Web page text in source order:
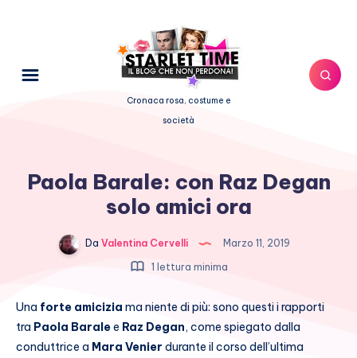
Cronaca rosa, costume e
società
Paola Barale: con Raz Degan
solo amici ora
Da Valentina Cervelli
Marzo 11, 2019
1 lettura minima
Una forte amicizia ma niente di più: sono questi i rapporti
tra Paola Baralee Raz Degan, come spiegato dalla
conduttrice a Mara Venier durante il corso dell’ultima